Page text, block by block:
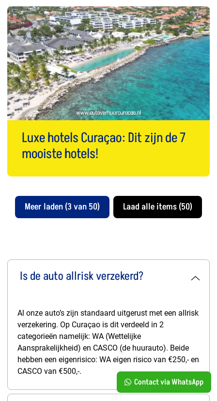
Luxe hotels Curaçao: Dit zijn de 7
mooiste hotels!
Meer laden (3 van 50) Laad alle items (50)
Is de auto allrisk verzekerd?
Al onze auto’s zijn standaard uitgerust met een allrisk
verzekering. Op Curaçao is dit verdeeld in 2
categorieën namelijk: WA (Wettelijke
Aansprakelijkheid) en CASCO (de huurauto). Beide
hebben een eigenrisico: WA eigen risico van €250,- en
CASCO van €500,-.
Contact via WhatsApp